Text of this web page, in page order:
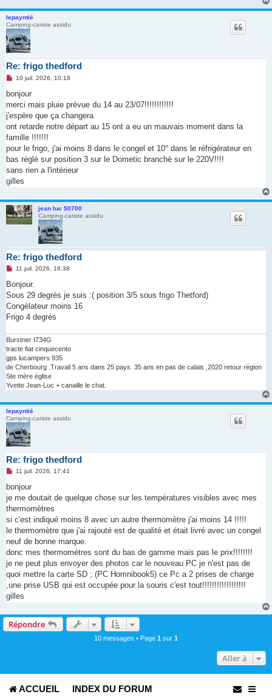
lepayntié
Camping-cariste assidu
Re: frigo thedford
M
s
a
g
n
o
l
u
10 juil. 2026, 10:18
bonjour
merci mais pluie prévue du 14 au 23/07!!!!!!!!!!!!
j'espère que ça changera
ont retarde notre départ au 15 ont a eu un mauvais moment dans la
famille !!!!!!!
pour le frigo, j'ai moins 8 dans le congel et 10° dans le réfrigérateur en
bas réglé sur position 3 sur le Dometic branché sur le 220V!!!!
sans rien a l'intérieur
gilles
jean luc 50700
Camping-cariste assidu
Re: frigo thedford
M
s
a
g
n
n
l
u
11 juil. 2026, 16:38
Bonjour.
Sous 29 degrés je suis :( position 3/5 sous frigo Thetford)
Congélateur moins 16
Frigo 4 degrés
Burstner I734G
tracte fiat cinquecento
gps lucampers 935
de Cherbourg .Travail 5 ans dans 25 pays. 35 ans en pas de calais ,2020 retour région
Ste mère église
Yvette Jean-Luc + canaille le chat.
lepayntié
Camping-cariste assidu
Re: frigo thedford
M
s
a
g
n
o
l
u
11 juil. 2026, 17:41
bonjour
je me doutait de quelque chose sur les températures visibles avec mes
thermomètres
si c'est indiqué moins 8 avec un autre thermomètre j'ai moins 14 !!!!!
le thermomètre que j'ai rajouté est de qualité et était livré avec un congel
neuf de bonne marque.
donc mes thermométres sont du bas de gamme mais pas le prix!!!!!!!!
je ne peut plus envoyer des photos car le nouveau PC je n'est pas de
quoi mettre la carte SD ; (PC Homnibook5) ce Pc a 2 prises de charge
,une prise USB qui est occupée pour la souris c'est tout!!!!!!!!!!!!!!!!!!
gilles
Répondre
10 messages • Page 1 sur 1
Aller à
ACCUEIL INDEX DU FORUM